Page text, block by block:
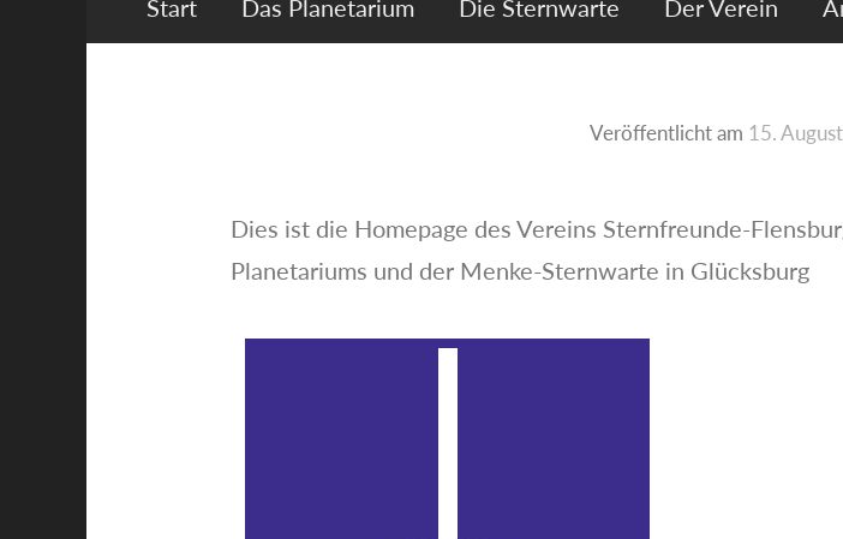
Start Das Planetarium Die Sternwarte Der Verein
Veröffentlicht am 15.
Dies ist die Homepage des Vereins Sternfreunde-
Planetariums und der Menke-Sternwarte in Glücksburg